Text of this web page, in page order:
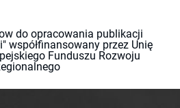
do opracowania publikacji
współfinansowany przez Unię
Funduszu Rozwoju